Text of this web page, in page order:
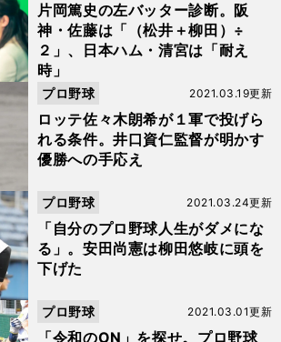
片岡篤史の左バッター診断。阪
神・佐藤は「（松井＋柳田）÷
２」、日本ハム・清宮は「耐え
時」
ロッテ佐々木朗希が１軍で投げら
れる条件。井口資仁監督が明かす
優勝への手応え
2021.03.19更新
プロ野球
「自分のプロ野球人生がダメにな
る」。安田尚憲は柳田悠岐に頭を
下げた
2021.03.24更新
プロ野球
「令和のON」を探せ。プロ野球
2021.03.01更新
プロ野球